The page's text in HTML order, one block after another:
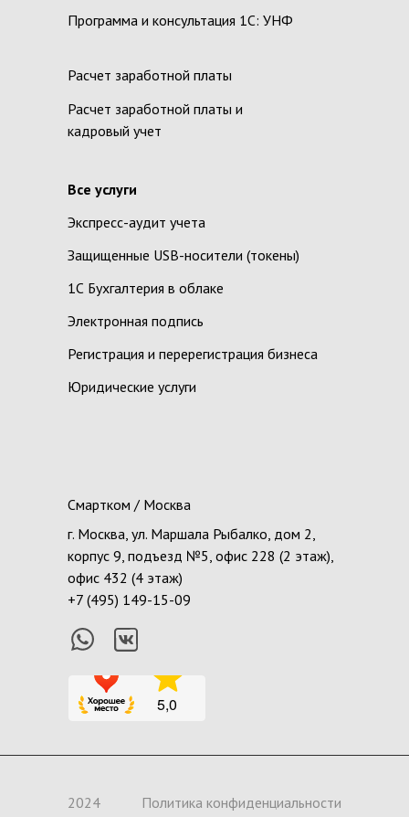
Все услуги
Экспресс-аудит учета
Защищенные USB-носители (токены)
1С Бухгалтерия в облаке
Электронная подпись
Регистрация и перерегистрация бизнеса
Программа и консультация 1С: УНФ
Расчет заработной платы
Расчет заработной платы и
кадровый учет
2024
Смартком / Москва
г. Москва, ул. Маршала Рыбалко, дом 2,
корпус 9, подъезд №5, офис 228 (2 этаж),
офис 432 (4 этаж)
+7 (495) 149-15-09
Политика конфиденциальности
Юридические услуги